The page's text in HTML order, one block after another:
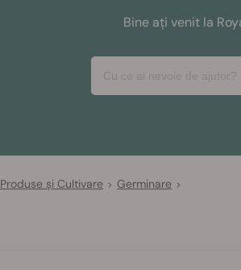
Bine ați venit la
Produse și Cultivare > Germinare >